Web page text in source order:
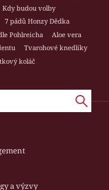
Kdy budou volby
7 pádů Honzy Dědka
Pohlreicha
Aloe vera
Tvarohové knedlíky
koláč
a výzvy